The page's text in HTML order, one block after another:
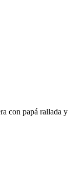
con papá rallada y